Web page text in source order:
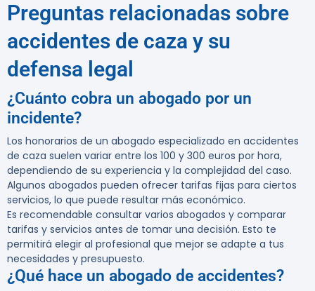
Preguntas relacionadas sobre
accidentes de caza y su
defensa legal
¿Cuánto cobra un abogado por un
incidente?
Los honorarios de un abogado especializado en accidentes
de caza suelen variar entre los 100 y 300 euros por hora,
dependiendo de su experiencia y la complejidad del caso.
Algunos abogados pueden ofrecer tarifas fijas para ciertos
servicios, lo que puede resultar más económico.
Es recomendable consultar varios abogados y comparar
tarifas y servicios antes de tomar una decisión. Esto te
permitirá elegir al profesional que mejor se adapte a tus
necesidades y presupuesto.
¿Qué hace un abogado de accidentes?